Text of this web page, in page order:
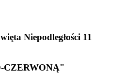
Niepodległości 11
CZERWONĄ"